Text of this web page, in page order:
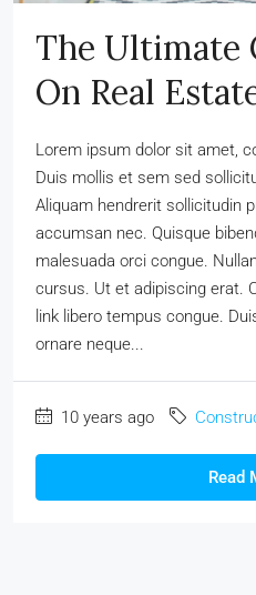
The Ultimate
On Real
Lorem ipsum dolor sit amet,
Duis mollis et sem sed
Aliquam hendrerit sollicitudin
accumsan nec. Quisque
malesuada orci congue.
cursus. Ut et adipiscing erat.
link libero tempus congue.
ornare neque...
10 years ago
Read